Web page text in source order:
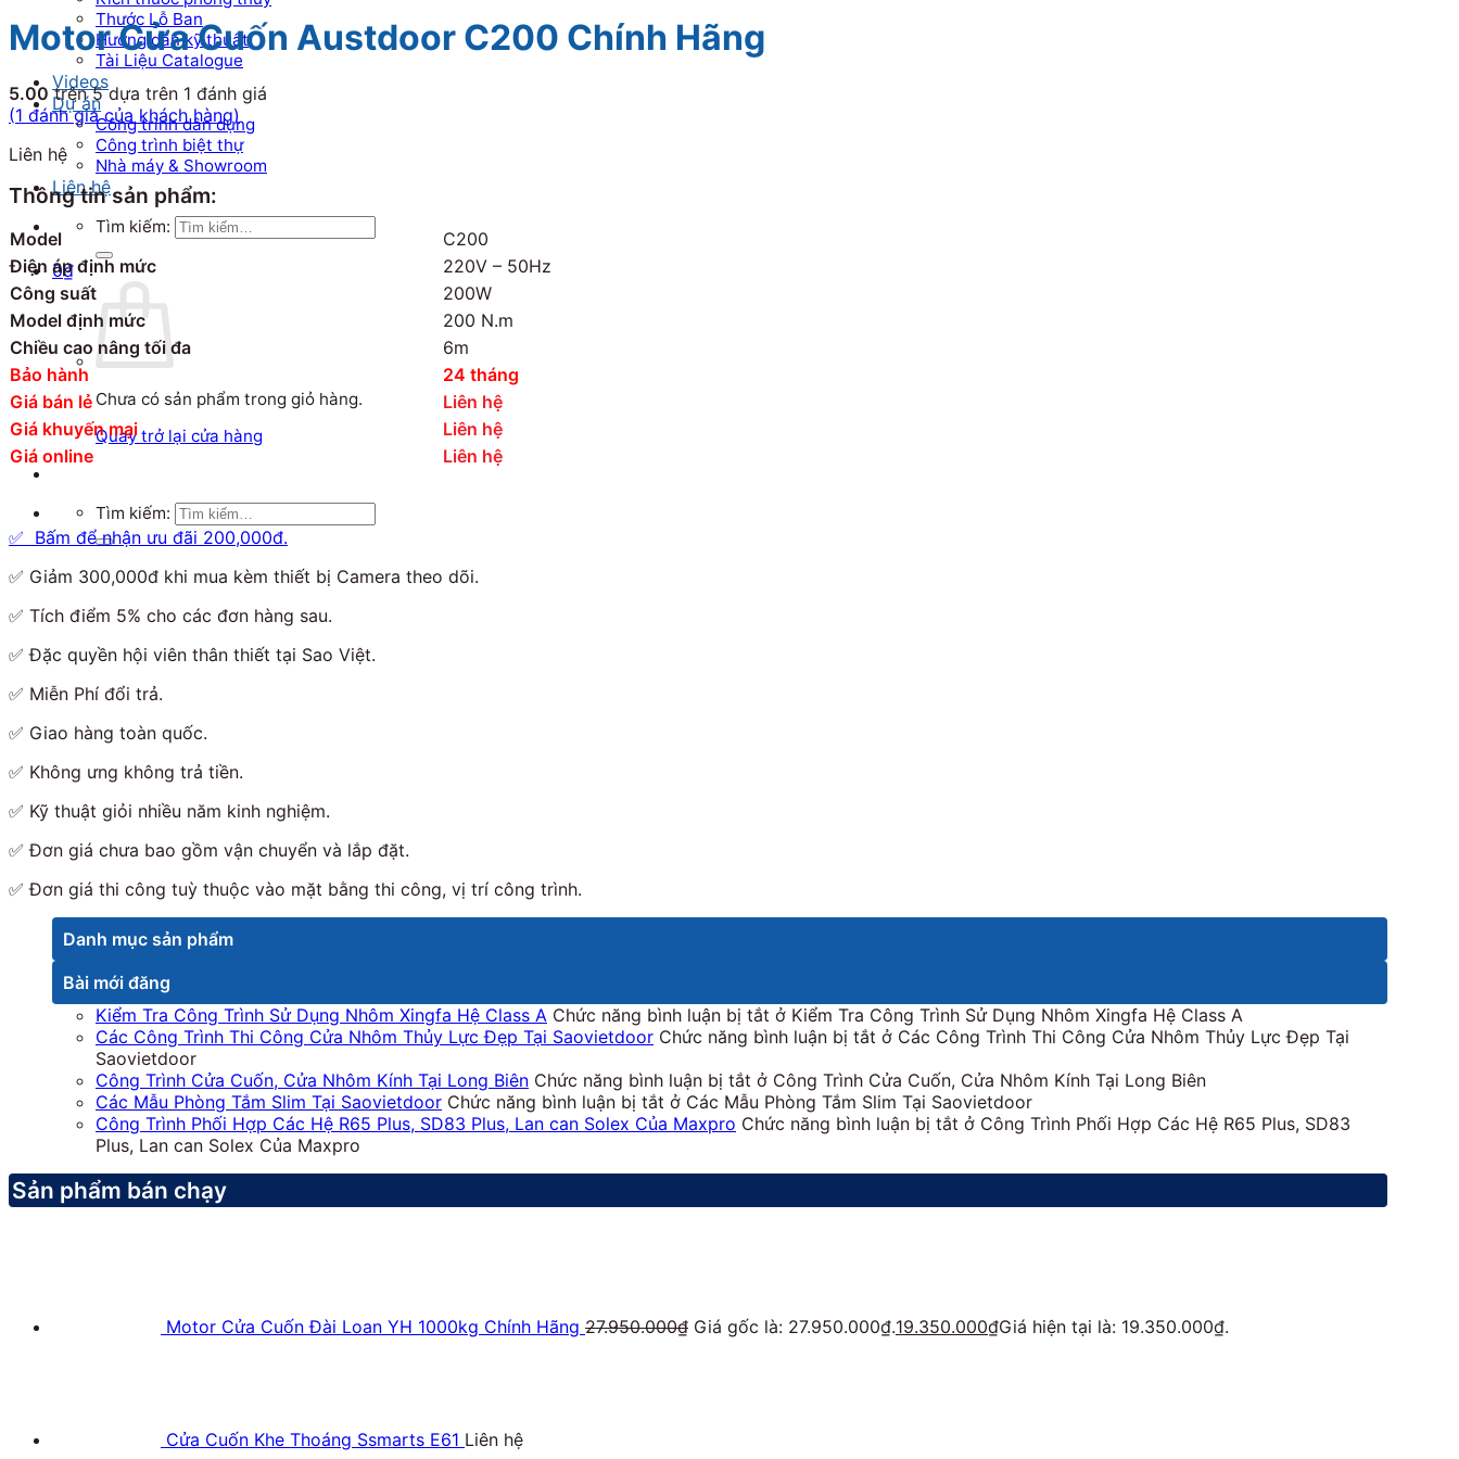
Thước Lỗ Ban
Hướng dẫn kỹ thuật
Tài Liệu Catalogue
Videos
Dự án
Công trình dân dụng
Công trình biệt thự
Nhà máy & Showroom
Liên hệ
Tìm kiếm:
0₫
Chưa có sản phẩm trong giỏ hàng.
Quay trở lại cửa hàng
Tìm kiếm:
Motor Cửa Cuốn Austdoor C200 Chính Hãng
5.00 trên 5 dựa trên 1 đánh giá
(1 đánh giá của khách hàng)
Liên hệ
Thông tin sản phẩm:
Model
C200
Điện áp định mức
220V – 50Hz
Công suất
200W
Model định mức
200 N.m
Chiều cao nâng tối đa
6m
Bảo hành
24 tháng
Giá bán lẻ
Liên hệ
Giá khuyến mại
Liên hệ
Giá online
Liên hệ
✅ Bấm để nhận ưu đãi 200,000đ.
✅ Giảm 300,000đ khi mua kèm thiết bị Camera theo dõi.
✅ Tích điểm 5% cho các đơn hàng sau.
✅ Đặc quyền hội viên thân thiết tại Sao Việt.
✅ Miễn Phí đổi trả.
✅ Giao hàng toàn quốc.
✅ Không ưng không trả tiền.
✅ Kỹ thuật giỏi nhiều năm kinh nghiệm.
✅ Đơn giá chưa bao gồm vận chuyển và lắp đặt.
✅ Đơn giá thi công tuỳ thuộc vào mặt bằng thi công, vị trí công trình.
Danh mục sản phẩm
Bài mới đăng
Kiểm Tra Công Trình Sử Dụng Nhôm Xingfa Hệ Class A Chức năng bình luận bị tắt ở Kiểm Tra Công Trình Sử Dụng Nhôm Xingfa Hệ Class A
Các Công Trình Thi Công Cửa Nhôm Thủy Lực Đẹp Tại Saovietdoor Chức năng bình luận bị tắt ở Các Công Trình Thi Công Cửa Nhôm Thủy Lực Đẹp Tại
Saovietdoor
Công Trình Cửa Cuốn, Cửa Nhôm Kính Tại Long Biên Chức năng bình luận bị tắt ở Công Trình Cửa Cuốn, Cửa Nhôm Kính Tại Long Biên
Các Mẫu Phòng Tắm Slim Tại Saovietdoor Chức năng bình luận bị tắt ở Các Mẫu Phòng Tắm Slim Tại Saovietdoor
Công Trình Phối Hợp Các Hệ R65 Plus, SD83 Plus, Lan can Solex Của Maxpro Chức năng bình luận bị tắt ở Công Trình Phối Hợp Các Hệ R65 Plus, SD83
Plus, Lan can Solex Của Maxpro
Sản phẩm bán chạy
Motor Cửa Cuốn Đài Loan YH 1000kg Chính Hãng 27.950.000₫ Giá gốc là: 27.950.000₫.19.350.000₫Giá hiện tại là: 19.350.000₫.
Cửa Cuốn Khe Thoáng Ssmarts E61 Liên hệ